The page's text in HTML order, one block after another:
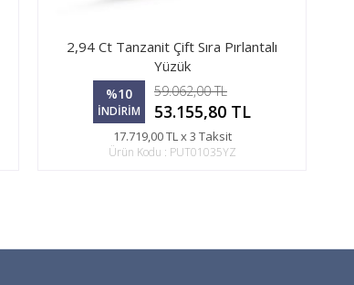
2,94 Ct Tanzanit Çift Sıra Pırlantalı
Yüzük
%10
İNDİRİM
59.062,00 TL
53.155,80 TL
17.719,00 TL x 3 Taksit
Ürün Kodu : PUT01035YZ